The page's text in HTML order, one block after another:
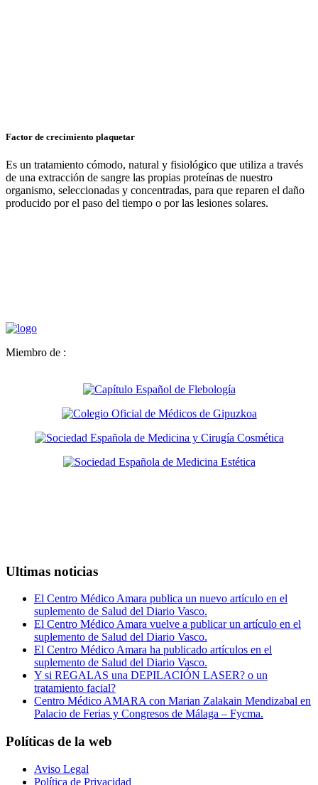
Factor de crecimiento plaquetar
Es un tratamiento cómodo, natural y fisiológico que utiliza a través
de una extracción de sangre las propias proteínas de nuestro
organismo, seleccionadas y concentradas, para que reparen el daño
producido por el paso del tiempo o por las lesiones solares.
Miembro de :
Ultimas noticias
El Centro Médico Amara publica un nuevo artículo en el
suplemento de Salud del Diario Vasco.
El Centro Médico Amara vuelve a publicar un artículo en el
suplemento de Salud del Diario Vasco.
El Centro Médico Amara ha publicado artículos en el
suplemento de Salud del Diario Vasco.
Y si REGALAS una DEPILACIÓN LASER? o un
tratamiento facial?
Centro Médico AMARA con Marian Zalakain Mendizabal en
Palacio de Ferias y Congresos de Málaga – Fycma.
Políticas de la web
Aviso Legal
Política de Privacidad